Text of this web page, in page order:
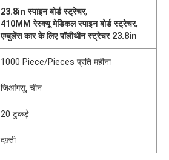
23.8in स्पाइन बोर्ड स्ट्रेचर,
410MM रेस्क्यू मेडिकल स्पाइन बोर्ड स्ट्रेचर,
एम्बुलेंस कार के लिए पॉलीथीन स्ट्रेचर 23.8in
1000 Piece/Pieces प्रति महीना
जिआंगसु, चीन
20 टुकड़े
दफ़्ती